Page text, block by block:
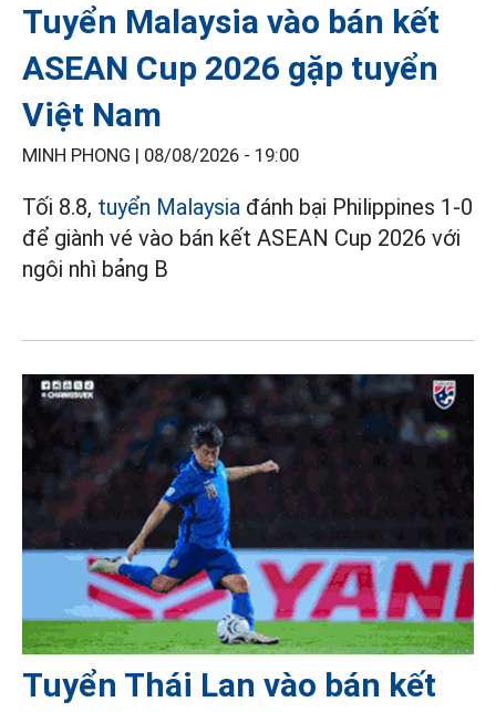
Tuyển Malaysia vào bán kết
ASEAN Cup 2026 gặp tuyển
Việt Nam
MINH PHONG | 08/08/2026 - 19:00
Tối 8.8, tuyển Malaysia đánh bại Philippines 1-0
để giành vé vào bán kết ASEAN Cup 2026 với
ngôi nhì bảng B
Tuyển Thái Lan vào bán kết